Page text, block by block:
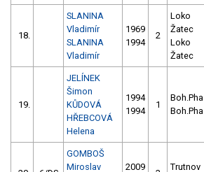
18.
SLANINA
Vladimír
SLANINA
Vladimír
1969
1994
2
Loko
Žatec
Loko
Žatec
19.
JELÍNEK
Šimon
KŮDOVÁ
HŘEBCOVÁ
Helena
1994
1994
1
Boh.Pha
Boh.Pha
GOMBOŠ
Miroslav
2009
Trutnov